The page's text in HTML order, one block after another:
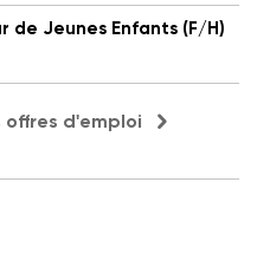
de Jeunes Enfants (F/H)
offres d'emploi